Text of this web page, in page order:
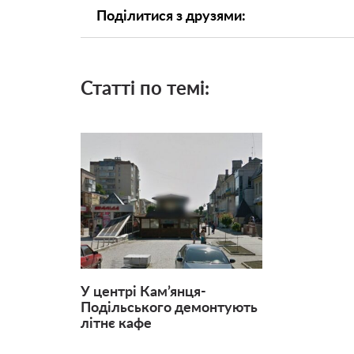
Поділитися з друзями:
Статті по темі:
У центрі Кам’янця-
Подільського демонтують
літнє кафе